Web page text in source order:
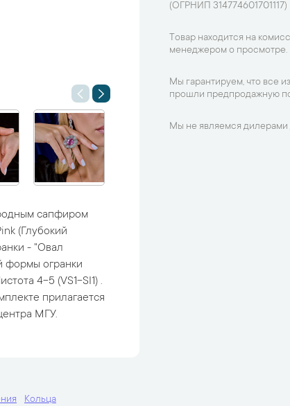
сапфиром
(Глубокий
- "Овал
формы огранки
4-5 (VS1-SI1) .
прилагается
МГУ.
Кольца
(ОГРНИП 314774601701117)
Товар находится на
менеджером о просмотре.
Мы гарантируем, что все
прошли предпродажную
Мы не являемся дилерами